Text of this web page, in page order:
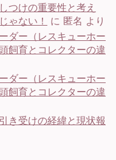
つけの重要性と考え
ゃない！
に 匿名 より
ダー（レスキューホー
飼育とコレクターの違
ダー（レスキューホー
飼育とコレクターの違
き受けの経緯と現状報